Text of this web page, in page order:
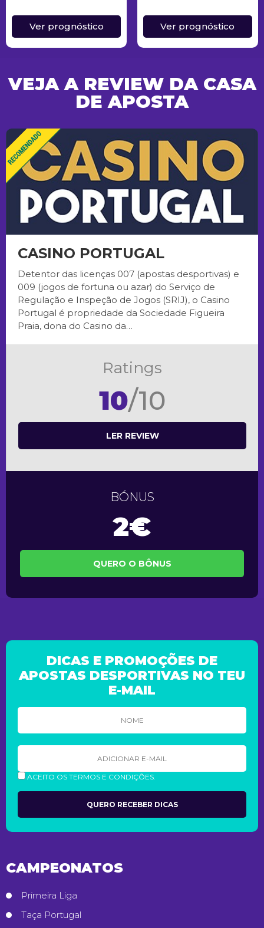
Ver prognóstico Ver prognóstico
VEJA A REVIEW DA CASA
DE APOSTA
CASINO PORTUGAL
Detentor das licenças 007 (apostas desportivas) e
009 (jogos de fortuna ou azar) do Serviço de
Regulação e Inspeção de Jogos (SRIJ), o Casino
Portugal é propriedade da Sociedade Figueira
Praia, dona do Casino da…
Ratings
10/10
LER REVIEW
BÓNUS
2€
QUERO O BÔNUS
DICAS E PROMOÇÕES DE
APOSTAS DESPORTIVAS NO TEU
E-MAIL
ACEITO OS TERMOS E CONDIÇÕES.
CAMPEONATOS
Primeira Liga
Taça Portugal